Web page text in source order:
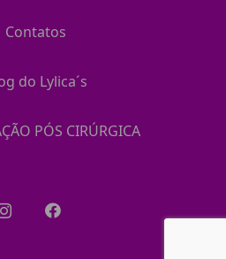
Contatos
do Lylica´s
PÓS CIRÚRGICA